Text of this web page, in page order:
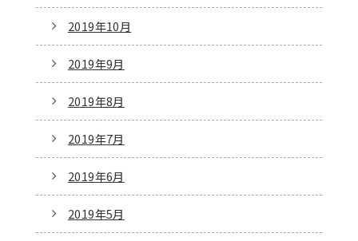
2019年10月
2019年9月
2019年8月
2019年7月
2019年6月
2019年5月